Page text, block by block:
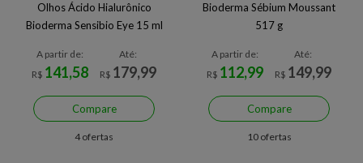
Olhos Ácido Hialurônico
Bioderma Sensibio Eye 15 ml
A partir de:
R$ 141,58
Até:
R$ 179,99
Compare
4 ofertas
Bioderma Sébium Moussant
517 g
A partir de:
R$ 112,99
Até:
R$ 149,99
Compare
10 ofertas